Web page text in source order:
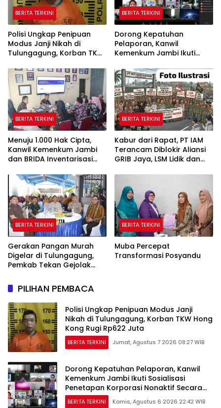
BERITA TERKINI
Polisi Ungkap Penipuan
Modus Janji Nikah di
Tulungagung, Korban TKW
Juta
BERITA TERKINI
Dorong Kepatuhan
Pelaporan, Kanwil
Kemenkum Jambi Ikuti
Korporasi Nonaktif Secara
Administratif
BERITA TERKINI
Menuju 1.000 Hak Cipta,
Kanwil Kemenkum Jambi
dan BRIDA Inventarisasi
BERITA TERKINI
Kabur dari Rapat, PT IAM
Terancam Diblokir Aliansi
GRIB Jaya, LSM Lidik dan
BERITA TERKINI
Gerakan Pangan Murah
Digelar di Tulungagung,
Pemkab Tekan Gejolak
Warga
BERITA TERKINI
Muba Percepat
Transformasi Posyandu
PILIHAN PEMBACA
Polisi Ungkap Penipuan Modus Janji
Nikah di Tulungagung, Korban TKW Hong
Kong Rugi Rp622 Juta
BERITA TERKINI Jumat, Agustus 7 2026 08:27 WIB
Dorong Kepatuhan Pelaporan, Kanwil
Kemenkum Jambi Ikuti Sosialisasi
Penetapan Korporasi Nonaktif Secara
Administratif
BERITA TERKINI Kamis, Agustus 6 2026 22:42 WIB